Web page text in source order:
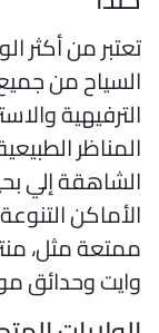
من أكثر
من جميع
الطبيعية
إلي
التنوعة
مثل،
وحدائق